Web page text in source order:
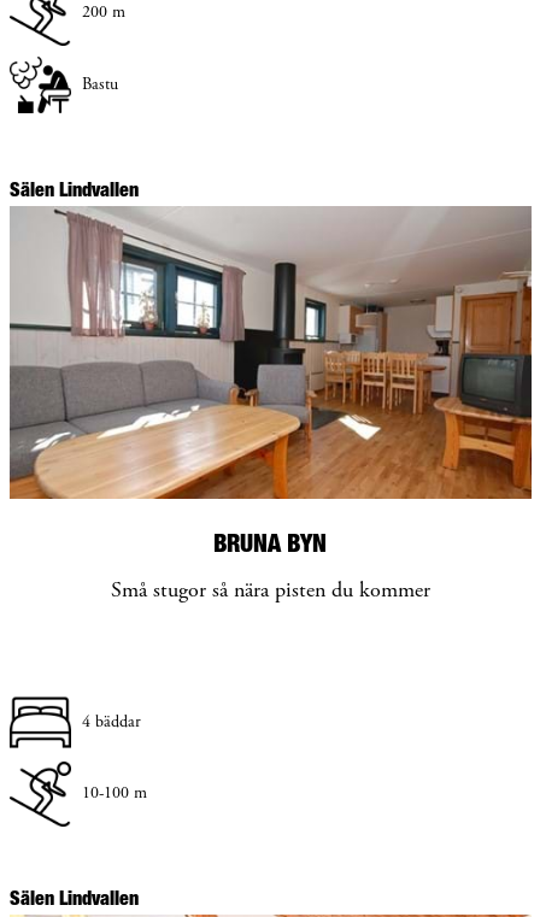
200 m
Bastu
Sälen Lindvallen
BRUNA BYN
Små stugor så nära pisten du kommer
4 bäddar
10-100 m
Sälen Lindvallen